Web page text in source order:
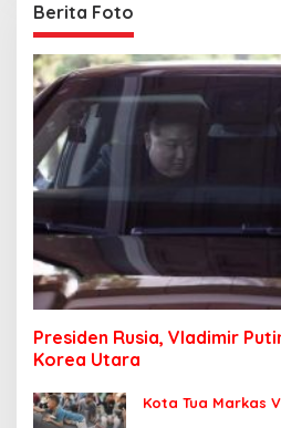
Berita Foto
Presiden Rusia, Vladimir
Korea Utara
Kota Tua Markas